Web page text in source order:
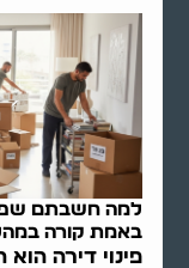
למה חשבתם
באמת קורה
פינוי דירה